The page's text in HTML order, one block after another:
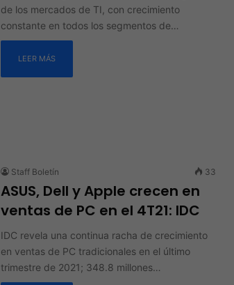
de los mercados de TI, con crecimiento
constante en todos los segmentos de…
LEER MÁS
Staff Boletín 33
ASUS, Dell y Apple crecen en
ventas de PC en el 4T21: IDC
IDC revela una continua racha de crecimiento
en ventas de PC tradicionales en el último
trimestre de 2021; 348.8 millones…